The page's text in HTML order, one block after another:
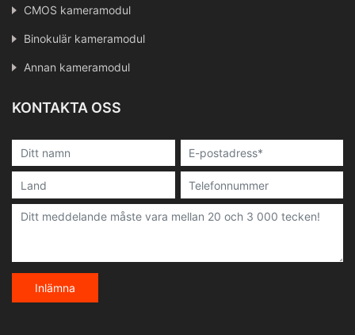
CMOS kameramodul
Binokulär kameramodul
Annan kameramodul
KONTAKTA OSS
Inlämna